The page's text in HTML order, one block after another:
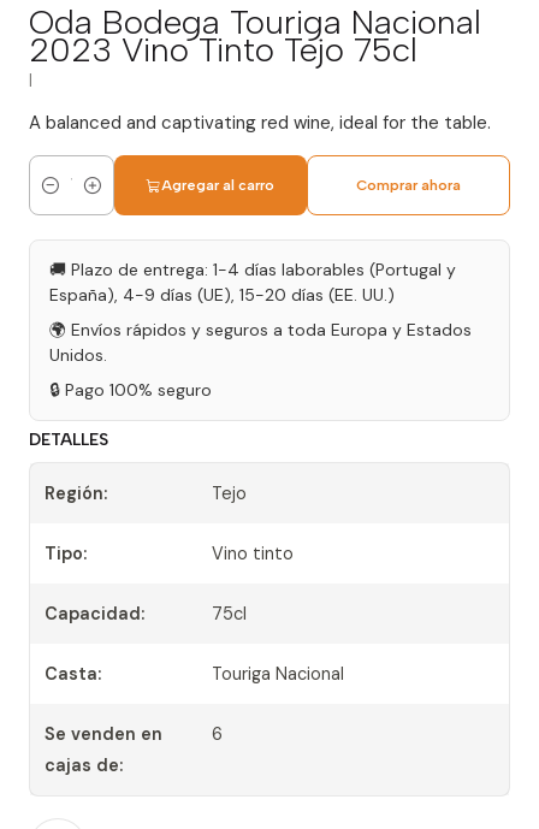
Oda Bodega Touriga Nacional
2023 Vino Tinto Tejo 75cl
A balanced and captivating red wine, ideal for the table.
Cantidad
Agregar al carro Comprar ahora
🚚 Plazo de entrega: 1-4 días laborables (Portugal y
España), 4-9 días (UE), 15-20 días (EE. UU.)
🌍 Envíos rápidos y seguros a toda Europa y Estados
Unidos.
🔒 Pago 100% seguro
DETALLES
Región: Tejo
Tipo: Vino tinto
Capacidad: 75cl
Casta: Touriga Nacional
Se venden en
cajas de:
6